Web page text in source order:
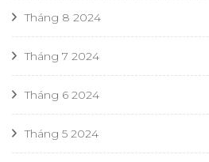
Tháng 8 2024
Tháng 7 2024
Tháng 6 2024
Tháng 5 2024